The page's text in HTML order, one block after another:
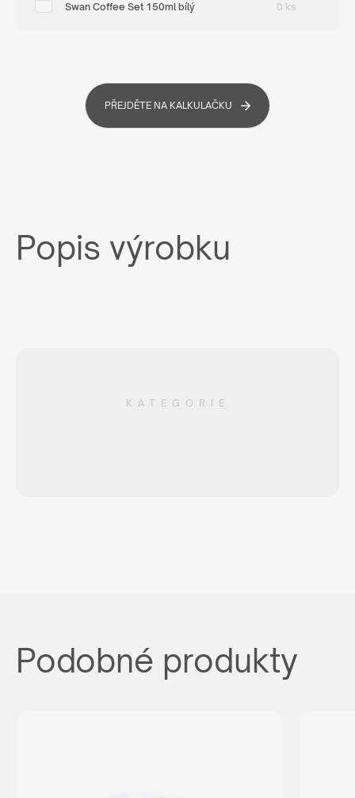
Swan Coffee Set 150ml bílý 0 ks
PŘEJDĚTE NA KALKULAČKU
Popis výrobku
KATEGORIE
Podobné produkty